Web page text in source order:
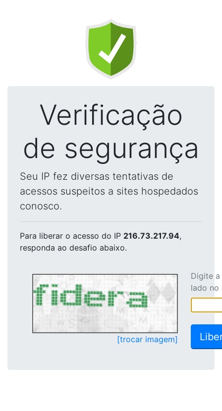
Verificação
de segurança
Seu IP fez diversas tentativas de
acessos suspeitos a sites hospedados
conosco.
Para liberar o acesso do IP 216.73.217.94,
responda ao desafio abaixo.
[trocar imagem]
Digite
lado no